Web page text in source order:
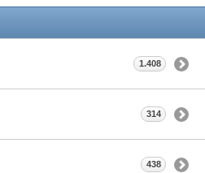
1.408
314
438